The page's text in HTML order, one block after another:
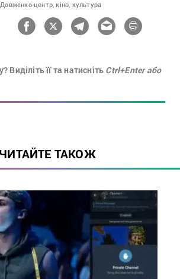
Довженко-центр, кіно, культура
її та натисніть Ctrl+Enter або
ЧИТАЙТЕ ТАКОЖ